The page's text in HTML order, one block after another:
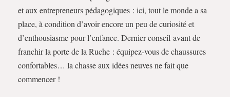
et aux entrepreneurs pédagogiques : ici, tout le monde a sa
place, à condition d’avoir encore un peu de curiosité et
d’enthousiasme pour l’enfance. Dernier conseil avant de
franchir la porte de la Ruche : équipez-vous de chaussures
confortables… la chasse aux idées neuves ne fait que
commencer !